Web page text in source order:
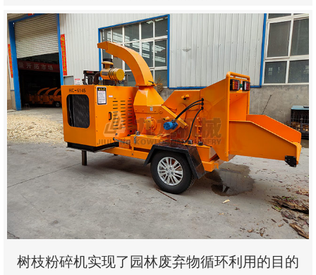
树枝粉碎机实现了园林废弃物循环利用的目的